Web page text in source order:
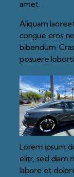
amet.
Aliquam
congue eros
bibendum.
posuere
Lorem ipsum
elitr, sed diam
labore et